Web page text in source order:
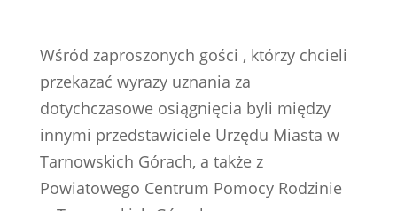
Wśród zaproszonych gości , którzy chcieli
przekazać wyrazy uznania za
dotychczasowe osiągnięcia byli między
innymi przedstawiciele Urzędu Miasta w
Tarnowskich Górach, a także z
Powiatowego Centrum Pomocy Rodzinie